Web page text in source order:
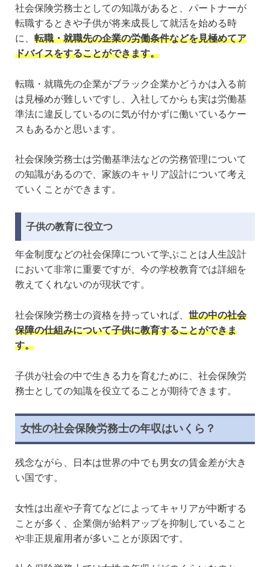
社会保険労務士としての知識があると、パートナーが
転職するときや子供が将来成長して就活を始める時
に、 転職・就職先の企業の労働条件などを見極めてア
ドバイスをすることができます。
転職・就職先の企業がブラック企業かどうかは入る前
は見極めが難しいですし、入社してからも実は労働基
準法に違反しているのに気が付かずに働いているケー
スもあるかと思います。
社会保険労務士は労働基準法などの労務管理について
の知識があるので、家族のキャリア設計について考え
ていくことができます。
子供の教育に役立つ
年金制度などの社会保障について学ぶことは人生設計
において非常に重要ですが、今の学校教育では詳細を
教えてくれないのが現状です。
社会保険労務士の資格を持っていれば、 世の中の社会
保障の仕組みについて子供に教育することができま
す。
子供が社会の中で生きる力を育むために、社会保険労
務士としての知識を役立てることが期待できます。
女性の社会保険労務士の年収はいくら？
残念ながら、日本は世界の中でも男女の賃金差が大き
い国です。
女性は出産や子育てなどによってキャリアが中断する
ことが多く、企業側が給料アップを抑制していること
や非正規雇用者が多いことが原因です。